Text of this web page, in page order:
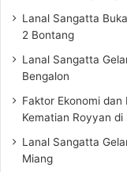
Lanal Sangatta
2 Bontang
Lanal Sangatta
Bengalon
Faktor Ekonomi
Kematian Royyan di
Lanal Sangatta
Miang